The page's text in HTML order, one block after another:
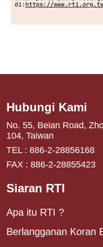
Hubungi Kami
No. 55, Beian Road,
104, Taiwan
TEL : 886-2-28856168
FAX : 886-2-28855423
Siaran RTI
Apa itu RTI ?
Berlangganan Koran